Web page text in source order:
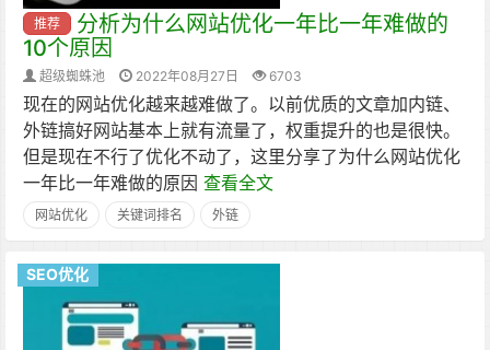
推荐
分析为什么网站优化一年比一年难做的
10个原因
超级蜘蛛池 2022年08月27日 6703
现在的网站优化越来越难做了。以前优质的文章加内链、
外链搞好网站基本上就有流量了，权重提升的也是很快。
但是现在不行了优化不动了，这里分享了为什么网站优化
一年比一年难做的原因 查看全文
网站优化 关键词排名 外链
SEO优化